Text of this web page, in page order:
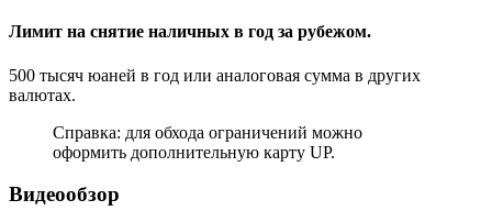
Лимит на снятие наличных в год за рубежом.
500 тысяч юаней в год или аналоговая сумма в других
валютах.
Справка: для обхода ограничений можно
оформить дополнительную карту UP.
Видеообзор